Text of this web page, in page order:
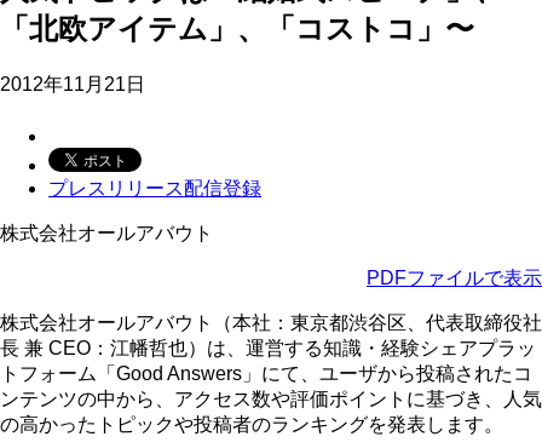
「北欧アイテム」、「コストコ」〜
2012年11月21日
プレスリリース配信登録
株式会社オールアバウト
PDFファイルで表示
株式会社オールアバウト（本社：東京都渋谷区、代表取締役社
長 兼 CEO：江幡哲也）は、運営する知識・経験シェアプラッ
トフォーム「Good Answers」にて、ユーザから投稿されたコ
ンテンツの中から、アクセス数や評価ポイントに基づき、人気
の高かったトピックや投稿者のランキングを発表します。